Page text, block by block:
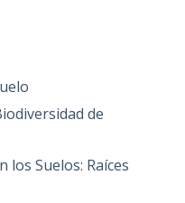
de
los Suelos: Raíces